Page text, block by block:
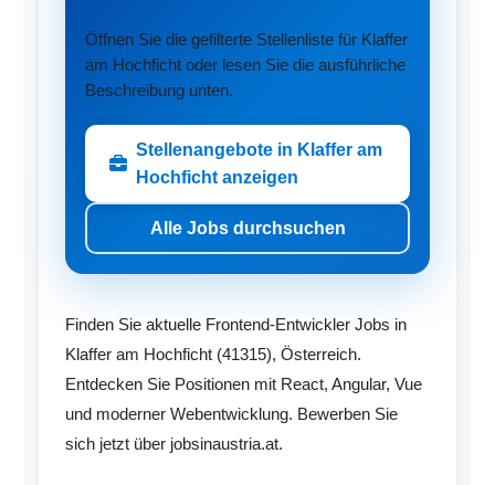
Öffnen Sie die gefilterte Stellenliste für Klaffer
am Hochficht oder lesen Sie die ausführliche
Beschreibung unten.
Stellenangebote in Klaffer am
Hochficht anzeigen
Alle Jobs durchsuchen
Finden Sie aktuelle Frontend-Entwickler Jobs in
Klaffer am Hochficht (41315), Österreich.
Entdecken Sie Positionen mit React, Angular, Vue
und moderner Webentwicklung. Bewerben Sie
sich jetzt über jobsinaustria.at.